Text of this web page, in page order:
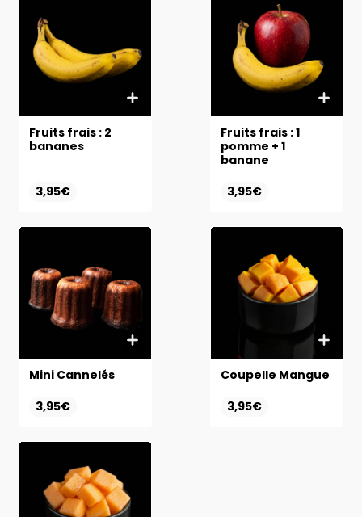
Fruits frais : 2
bananes
3,95€
Fruits frais : 1
pomme + 1
banane
3,95€
Mini Cannelés
3,95€
Coupelle Mangue
3,95€